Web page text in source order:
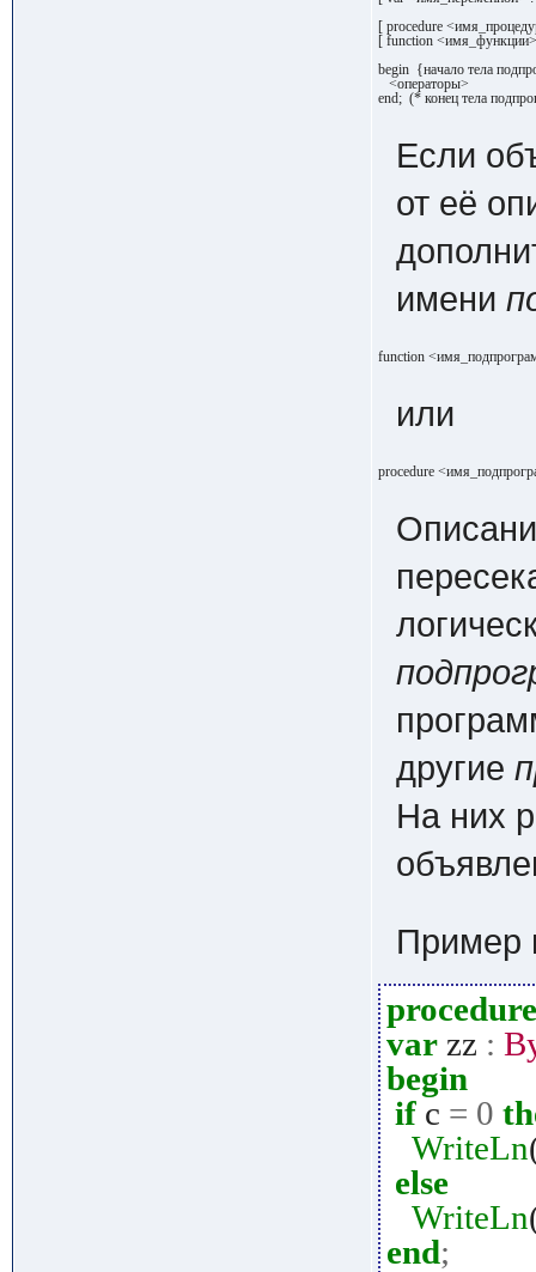
[ procedure
[ function
begin  {начало тела
   <операторы>
end;  (* конец тела
Если
от её
имени
function
или
procedure
другие
На них
Пример
procedure
varzz :
begin
ifc = 0
WriteLn
else
WriteLn
end;